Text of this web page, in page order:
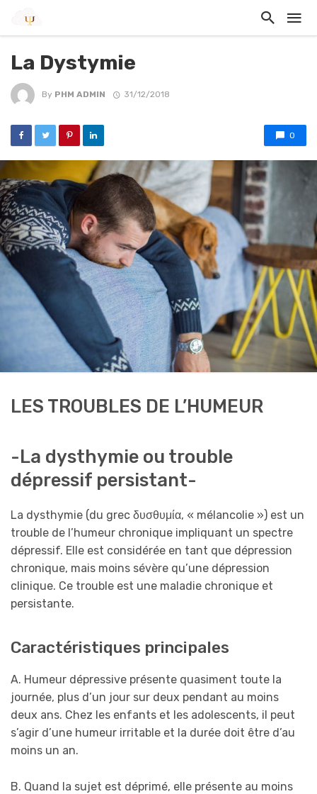
La Dystymie
By PHM ADMIN 31/12/2018
0
LES TROUBLES DE L’HUMEUR
-La dysthymie ou trouble
dépressif persistant-
La dysthymie (du grec δυσθυμία, « mélancolie ») est un
trouble de l’humeur chronique impliquant un spectre
dépressif. Elle est considérée en tant que dépression
chronique, mais moins sévère qu’une dépression
clinique. Ce trouble est une maladie chronique et
persistante.
Caractéristiques principales
A. Humeur dépressive présente quasiment toute la
journée, plus d’un jour sur deux pendant au moins
deux ans. Chez les enfants et les adolescents, il peut
s’agir d’une humeur irritable et la durée doit être d’au
moins un an.
B. Quand la sujet est déprimé, elle présente au moins